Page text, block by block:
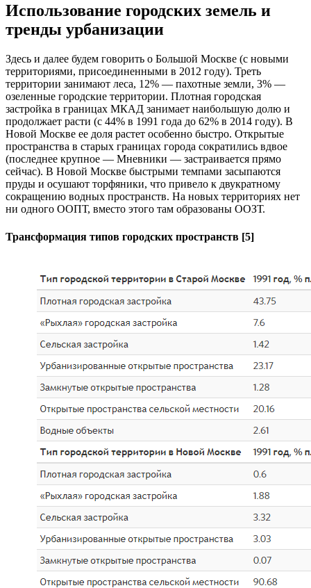
Использование городских земель и
тренды урбанизации
Здесь и далее будем говорить о Большой Москве (с новыми
территориями, присоединенными в 2012 году). Треть
территории занимают леса, 12% — пахотные земли, 3% —
озеленные городские территории. Плотная городская
застройка в границах МКАД занимает наибольшую долю и
продолжает расти (с 44% в 1991 года до 62% в 2014 году). В
Новой Москве ее доля растет особенно быстро. Открытые
пространства в старых границах города сократились вдвое
(последнее крупное — Мневники — застраивается прямо
сейчас). В Новой Москве быстрыми темпами засыпаются
пруды и осушают торфяники, что привело к двукратному
сокращению водных пространств. На новых территориях нет
ни одного ООПТ, вместо этого там образованы ООЗТ.
Трансформация типов городских пространств [5]